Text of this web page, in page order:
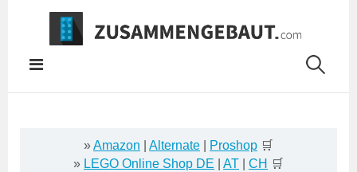
Springe
Inhalt
»Amazon Alternate Proshop 🛒
» LEGO Online Shop DE AT CH 🛒